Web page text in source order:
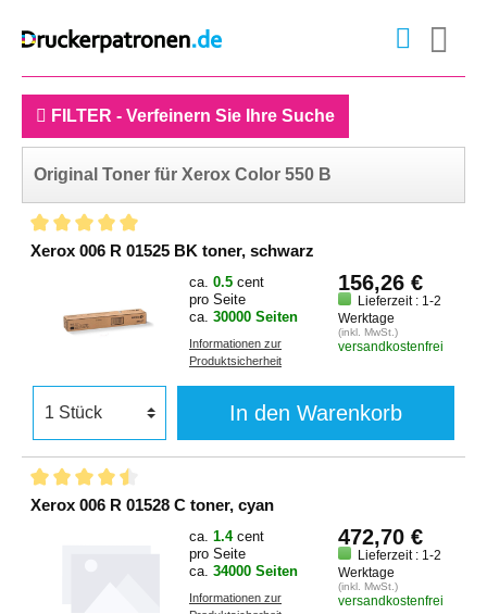
FILTER - Verfeinern Sie Ihre Suche
Original Toner für Xerox Color 550 B
Xerox 006 R 01525 BK toner, schwarz
ca. 0.5 cent
pro Seite
ca. 30000 Seiten
Informationen zur
Produktsicherheit
156,26 €
Lieferzeit : 1-2
Werktage
(inkl. MwSt.)
versandkostenfrei
In den Warenkorb
Xerox 006 R 01528 C toner, cyan
ca. 1.4 cent
pro Seite
ca. 34000 Seiten
Informationen zur
472,70 €
Lieferzeit : 1-2
Werktage
(inkl. MwSt.)
versandkostenfrei